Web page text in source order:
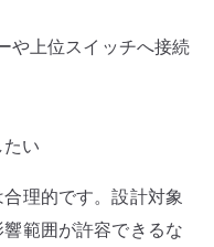
や上位スイッチへ接続
い
理的です。設計対象
範囲が許容できるな